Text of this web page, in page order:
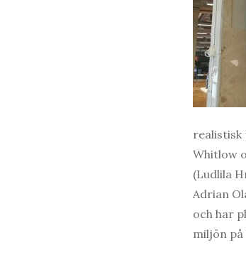
realistisk
Whitlow
(Ludlila
Adrian
och har
miljön på